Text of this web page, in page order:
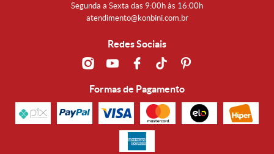
Segunda a Sexta das 9:00h às 16:00h
atendimento@konbini.com.br
Redes Sociais
Formas de Pagamento